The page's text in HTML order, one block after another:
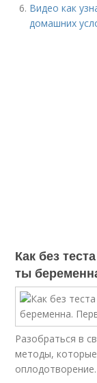
Видео как
домашних
Как без
ты
Разобраться в
методы,
оплодотворение.